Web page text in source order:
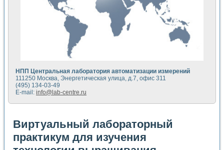
НПП Центральная лаборатория автоматизации измерений
111250 Москва, Энергетическая улица, д.7, офис 311
(495) 134-03-49
E-mail: info@lab-centre.ru
Виртуальный лабораторный
практикум для изучения